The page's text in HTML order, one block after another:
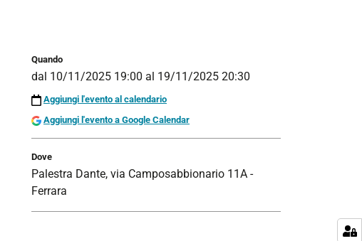
Quando
dal 10/11/2025 19:00 al 19/11/2025 20:30
Aggiungi l'evento al calendario
Aggiungi l'evento a Google Calendar
Dove
Palestra Dante, via Camposabbionario 11A -
Ferrara